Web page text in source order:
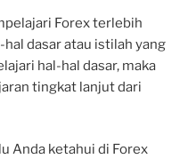
Forex terlebih
dasar atau istilah yang
hal-hal dasar, maka
tingkat lanjut dari
Anda ketahui di Forex